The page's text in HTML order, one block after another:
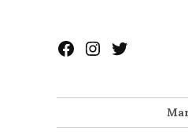
contenido
Facebook
Instagram
Twitter